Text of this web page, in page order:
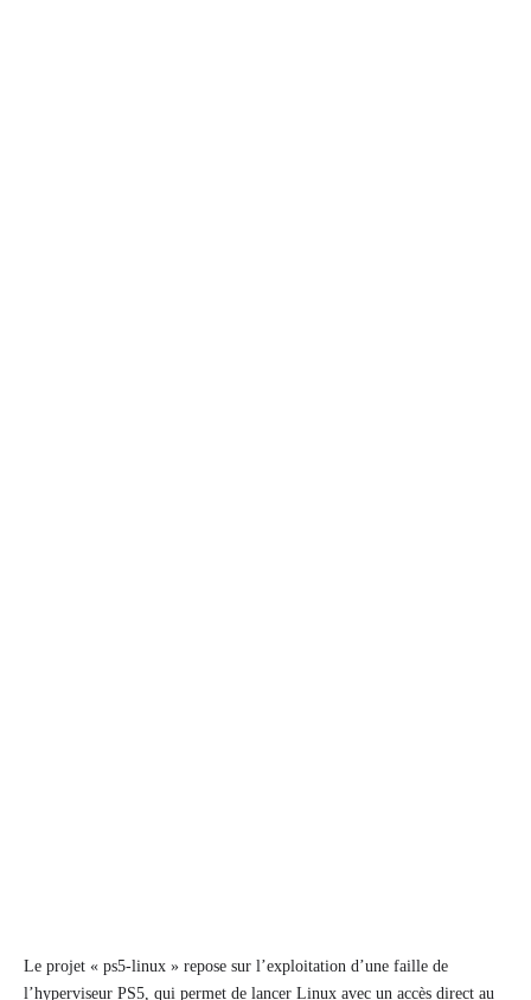
Le projet « ps5-linux » repose sur l’exploitation d’une faille de
l’hyperviseur PS5, qui permet de lancer Linux avec un accès direct au